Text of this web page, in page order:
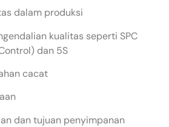
dalam produksi
kualitas seperti SPC
dan 5S
cacat
dan tujuan penyimpanan